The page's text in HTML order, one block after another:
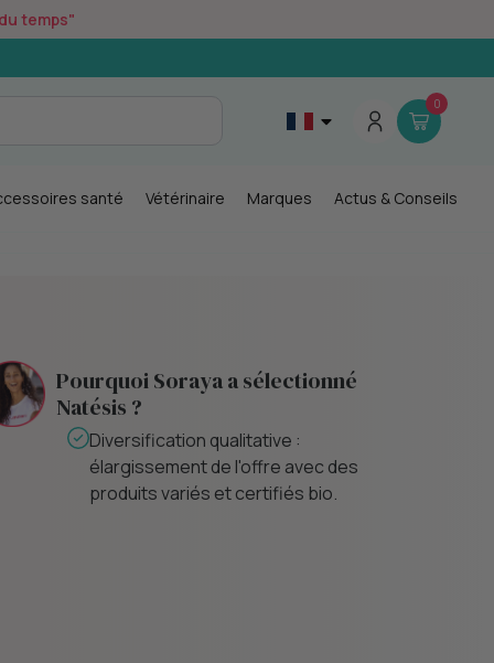
temps"
0
santé Vétérinaire Marques Actus & Conseils
Pourquoi Soraya a sélectionné
Natésis ?
Engagement éco-responsable :
emballages recyclables,
certifications, et démarche